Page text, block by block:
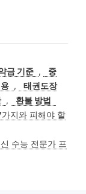
금 기준 ,
중
,
태권도장
,
환불 방법
지와 피해야 할
수능 전문가 프